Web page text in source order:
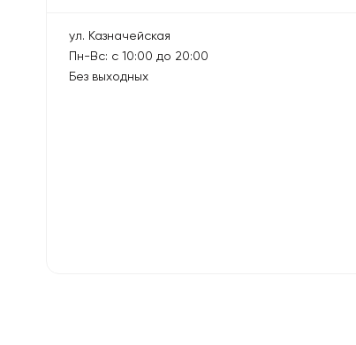
ул. Казначейская
Пн-Вс: с 10:00 до 20:00
Без выходных